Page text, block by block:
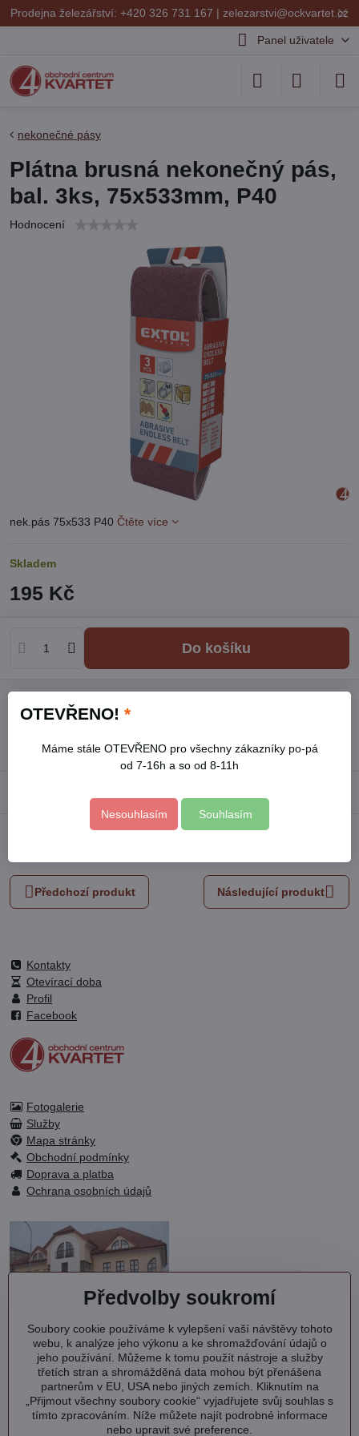
✕
Prodejna železářství: +420 326 731 167 | zelezarstvi@ockvartet.cz
Panel uživatele
nekonečné pásy
Plátna brusná nekonečný pás,
bal. 3ks, 75x533mm, P40
Hodnocení
nek.pás 75x533 P40 Čtěte více
Skladem
195 Kč
Do košíku
Výrobce:EXTOL PREMIUM
mail
Předchozí produkt Následující produkt
Kontakty
Otevírací doba
Profil
Facebook
Fotogalerie
Služby
Mapa stránky
Obchodní podmínky
Doprava a platba
Ochrana osobních údajů
OC KVARTET s.r.o.
Debřská 1000
293 06 Kosmonosy
IČ: 27202577
DIČ: CZ27202577
Předvolby soukromí
Soubory cookie používáme k vylepšení vaší návštěvy tohoto
webu, k analýze jeho výkonu a ke shromažďování údajů o
jeho používání. Můžeme k tomu použít nástroje a služby
třetích stran a shromážděná data mohou být přenášena
partnerům v EU, USA nebo jiných zemích. Kliknutím na
„Přijmout všechny soubory cookie“ vyjadřujete svůj souhlas s
tímto zpracováním. Níže můžete najít podrobné informace
nebo upravit své preference.
OTEVŘENO! *
Máme stále OTEVŘENO pro všechny zákazníky po-pá
od 7-16h a so od 8-11h
Nesouhlasím Souhlasím